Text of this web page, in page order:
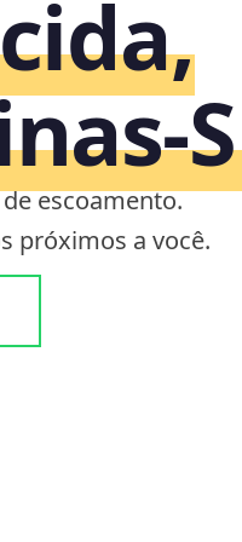
escoamento.
próximos a você.